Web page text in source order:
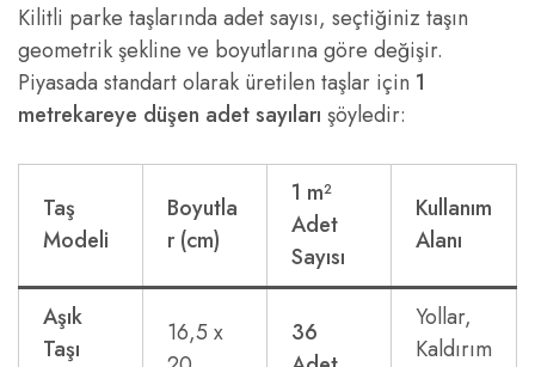
Kilitli parke taşlarında adet sayısı, seçtiğiniz taşın
geometrik şekline ve boyutlarına göre değişir.
Piyasada standart olarak üretilen taşlar için 1
metrekareye düşen adet sayıları şöyledir:
Taş
Modeli
Boyutla
r (cm)
1 m²
Adet
Sayısı
Kullanım
Alanı
Aşık
Taşı
16,5 x
36
Yollar,
Kaldırım